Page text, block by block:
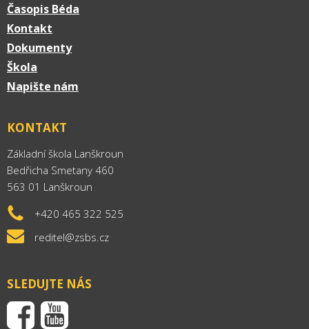
Časopis Béda
Kontakt
Dokumenty
Škola
Napište nám
KONTAKT
Základní škola Lanškroun
Bedřicha Smetany 460
563 01 Lanškroun
+420 465 322 525
reditel@zsbs.cz
SLEDUJTE NÁS